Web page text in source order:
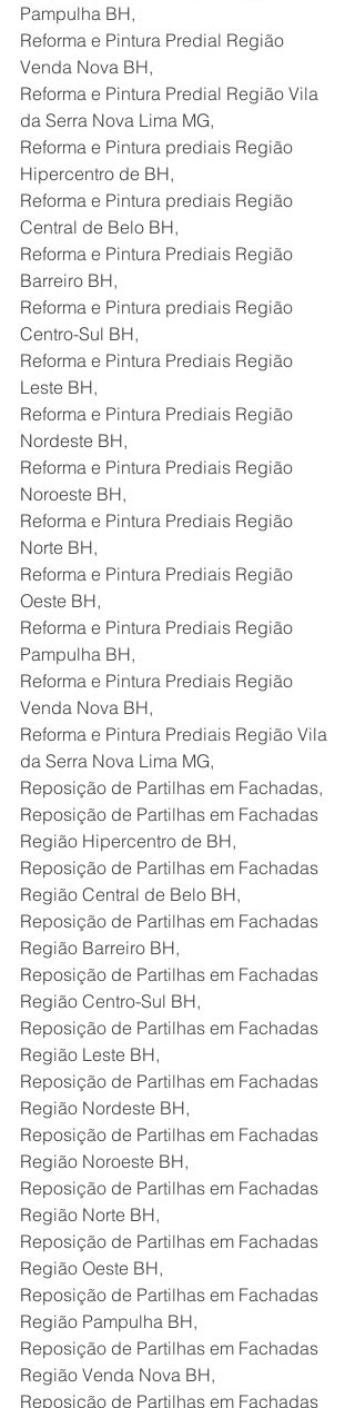
Pampulha BH,
Reforma e Pintura Predial Região
Venda Nova BH,
Reforma e Pintura Predial Região Vila
da Serra Nova Lima MG,
Reforma e Pintura prediais Região
Hipercentro de BH,
Reforma e Pintura prediais Região
Central de Belo BH,
Reforma e Pintura Prediais Região
Barreiro BH,
Reforma e Pintura prediais Região
Centro-Sul BH,
Reforma e Pintura Prediais Região
Leste BH,
Reforma e Pintura Prediais Região
Nordeste BH,
Reforma e Pintura Prediais Região
Noroeste BH,
Reforma e Pintura Prediais Região
Norte BH,
Reforma e Pintura Prediais Região
Oeste BH,
Reforma e Pintura Prediais Região
Pampulha BH,
Reforma e Pintura Prediais Região
Venda Nova BH,
Reforma e Pintura Prediais Região Vila
da Serra Nova Lima MG,
Reposição de Partilhas em Fachadas,
Reposição de Partilhas em Fachadas
Região Hipercentro de BH,
Reposição de Partilhas em Fachadas
Região Central de Belo BH,
Reposição de Partilhas em Fachadas
Região Barreiro BH,
Reposição de Partilhas em Fachadas
Região Centro-Sul BH,
Reposição de Partilhas em Fachadas
Região Leste BH,
Reposição de Partilhas em Fachadas
Região Nordeste BH,
Reposição de Partilhas em Fachadas
Região Noroeste BH,
Reposição de Partilhas em Fachadas
Região Norte BH,
Reposição de Partilhas em Fachadas
Região Oeste BH,
Reposição de Partilhas em Fachadas
Região Pampulha BH,
Reposição de Partilhas em Fachadas
Região Venda Nova BH,
Reposição de Partilhas em Fachadas